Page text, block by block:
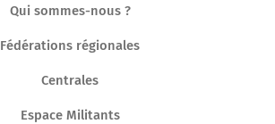
Qui sommes-nous ?
Fédérations régionales
Centrales
Espace Militants